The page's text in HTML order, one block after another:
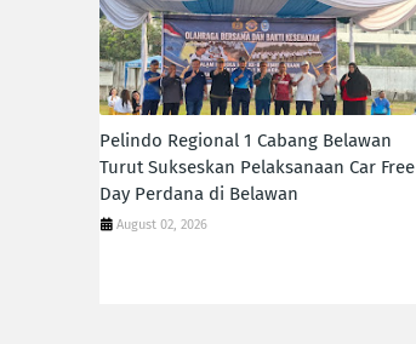
Pelindo Regional 1 Cabang Belawan
Turut Sukseskan Pelaksanaan Car Free
Day Perdana di Belawan
August 02, 2026